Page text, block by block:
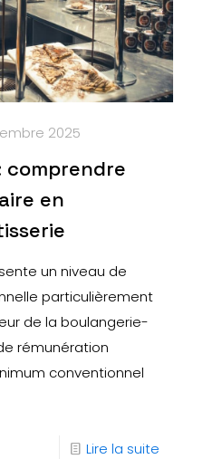
2025
comprendre
en
un niveau de
particulièrement
de la boulangerie-
rémunération
conventionnel
Lire la suite